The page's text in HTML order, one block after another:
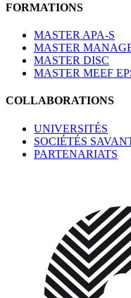
FORMATIONS
MASTER APA-S
MASTER
MASTER DISC
MASTER MEEF
COLLABORATIONS
UNIVERSITÉS
SOCIÉTÉS
PARTENARIATS